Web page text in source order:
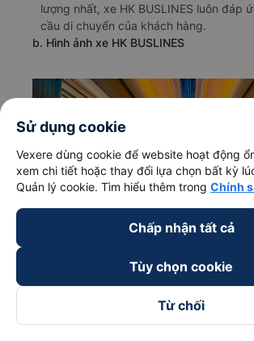
lượng nhất, xe HK BUSLINES luôn đáp
cầu di chuyển của khách hàng.
b. Hình ảnh xe HK BUSLINES
c. Lộ trình, giờ khởi hành và giờ kết thúc
BUSLINES
Sử dụng cookie
Vexere dùng cookie để website hoạt động
xem chi tiết hoặc thay đổi lựa chọn bất kỳ
Quản lý cookie. Tìm hiểu thêm trong Chính
Chấp nhận tất cả
Tùy chọn cookie
Từ chối